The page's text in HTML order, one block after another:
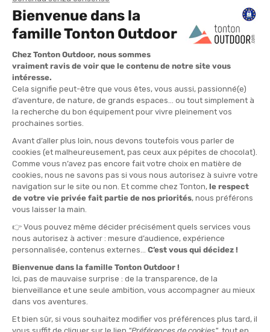
MAKO
MUTA IROISE WAVE WALKER
UOMO
DISPONIBILE - SPEDITO IN 24/48 ORE DISPONIBILE - SPEDITO IN 24/48 ORE
MAKO
MUTA LS2 DONNA
DISPONIBILE - SPEDITO IN 24/48 ORE
249,00 €
ORCA
MUTA AESIR THERMAL UOMO
DISPONIBILE - SPEDITO IN 24/48 ORE
-10%